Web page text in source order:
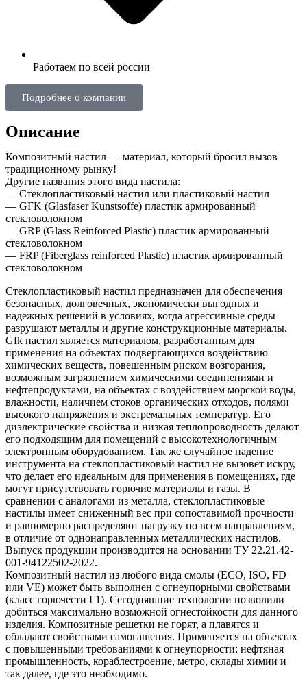
Работаем по всей россии
Подробнее о компании
Описание
Композитный настил — материал, который бросил вызов
традиционному рынку!
Другие названия этого вида настила:
— Стеклопластиковый настил или пластиковый настил
— GFK (Glasfaser Kunstsoffe) пластик армированный
стекловолокном
— GRP (Glass Reinforced Plastic) пластик армированный
стекловолокном
— FRP (Fiberglass reinforced Plastic) пластик армированный
стекловолокном
Стеклопластиковый настил предназначен для обеспечения
безопасных, долговечных, экономически выгодных и
надежных решений в условиях, когда агрессивные среды
разрушают металлы и другие конструкционные материалы.
Gfk настил является материалом, разработанным для
применения на объектах подвергающихся воздействию
химических веществ, повешенным риском возгорания,
возможным загрязнением химическими соединениями и
нефтепродуктами, на объектах с воздействием морской воды,
влажности, наличием стоков органических отходов, полями
высокого напряжения и экстремальных температур. Его
диэлектрические свойства и низкая теплопроводность делают
его подходящим для помещений с высокотехнологичным
электронным оборудованием. Так же случайное падение
инструмента на стеклопластиковый настил не вызовет искру,
что делает его идеальным для применения в помещениях, где
могут присутствовать горючие материалы и газы. В
сравнении с аналогами из металла, стеклопластиковые
настилы имеет сниженный вес при сопоставимой прочности
и равномерно распределяют нагрузку по всем направлениям,
в отличие от однонаправленных металлических настилов.
Выпуск продукции производится на основании ТУ 22.21.42-
001-94122502-2022.
Композитный настил из любого вида смолы (ECO, ISO, FD
или VE) может быть выполнен с огнеупорными свойствами
(класс горючести Г1). Сегодняшние технологии позволили
добиться максимально возможной огнестойкости для данного
изделия. Композитные решетки не горят, а плавятся и
обладают свойствами самогашения. Применяется на объектах
с повышенными требованиями к огнеупорности: нефтяная
промышленность, кораблестроение, метро, склады химии и
так далее, где это необходимо.